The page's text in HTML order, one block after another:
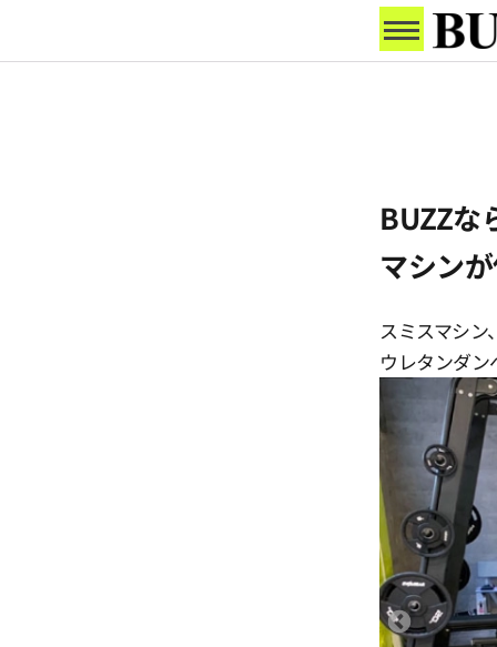
BUZZな
マシン
スミスマシン
ウレタンダン